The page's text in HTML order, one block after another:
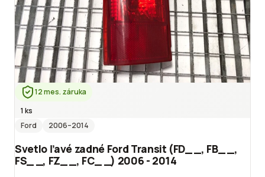
12 mes. záruka
1 ks
Ford
2006–2014
Svetlo ľavé zadné Ford Transit (FD_ _, FB_ _,
FS_ _, FZ_ _, FC_ _) 2006 - 2014